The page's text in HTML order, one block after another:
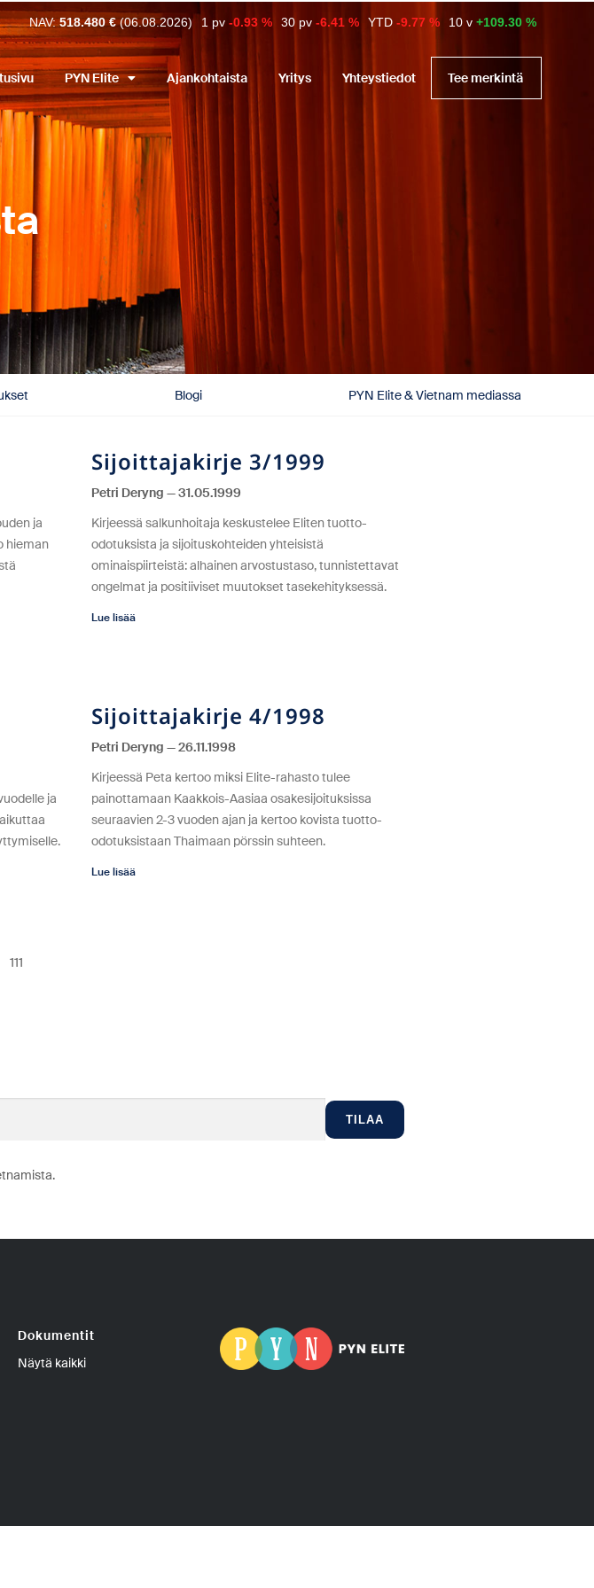
NAV: 518.480 € (06.08.2026) 1 pv -0.93 % 30 pv -6.41 % YTD -9.77 % 10 v +109.30 %
PYN Elite Ajankohtaista Yritys Yhteystiedot Tee merkintä
Blogi PYN Elite & Vietnam mediassa
ja
hieman
Sijoittajakirje 3/1999
Petri Deryng
31.05.1999
Kirjeessä salkunhoitaja keskustelee Eliten tuotto-
odotuksista ja sijoituskohteiden yhteisistä
ominaispiirteistä: alhainen arvostustaso, tunnistettavat
ongelmat ja positiiviset muutokset tasekehityksessä.
Lue lisää
ja
Sijoittajakirje 4/1998
Petri Deryng
26.11.1998
Kirjeessä Peta kertoo miksi Elite-rahasto tulee
painottamaan Kaakkois-Aasiaa osakesijoituksissa
seuraavien 2-3 vuoden ajan ja kertoo kovista tuotto-
odotuksistaan Thaimaan pörssin suhteen.
Lue lisää
111
Dokumentit
Näytä kaikki